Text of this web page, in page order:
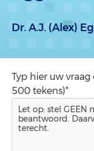
Dr. A.J. (Alex)
Typ hier uw
500 tekens)*